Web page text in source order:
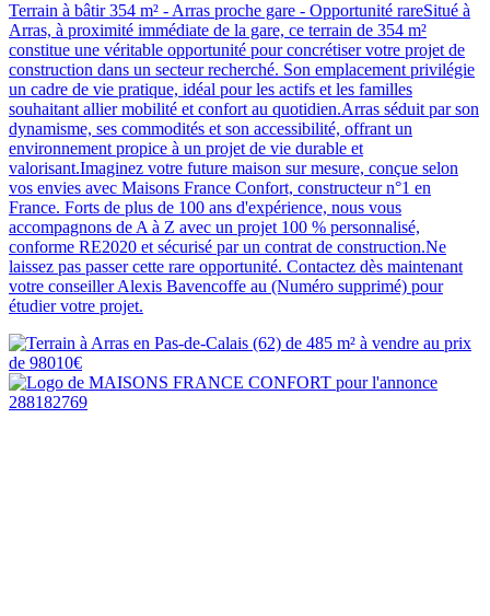
Terrain à bâtir 354 m² - Arras proche gare - Opportunité rareSitué à
Arras, à proximité immédiate de la gare, ce terrain de 354 m²
constitue une véritable opportunité pour concrétiser votre projet de
construction dans un secteur recherché. Son emplacement privilégie
un cadre de vie pratique, idéal pour les actifs et les familles
souhaitant allier mobilité et confort au quotidien.Arras séduit par son
dynamisme, ses commodités et son accessibilité, offrant un
environnement propice à un projet de vie durable et
valorisant.Imaginez votre future maison sur mesure, conçue selon
vos envies avec Maisons France Confort, constructeur n°1 en
France. Forts de plus de 100 ans d'expérience, nous vous
accompagnons de A à Z avec un projet 100 % personnalisé,
conforme RE2020 et sécurisé par un contrat de construction.Ne
laissez pas passer cette rare opportunité. Contactez dès maintenant
votre conseiller Alexis Bavencoffe au (Numéro supprimé) pour
étudier votre projet.